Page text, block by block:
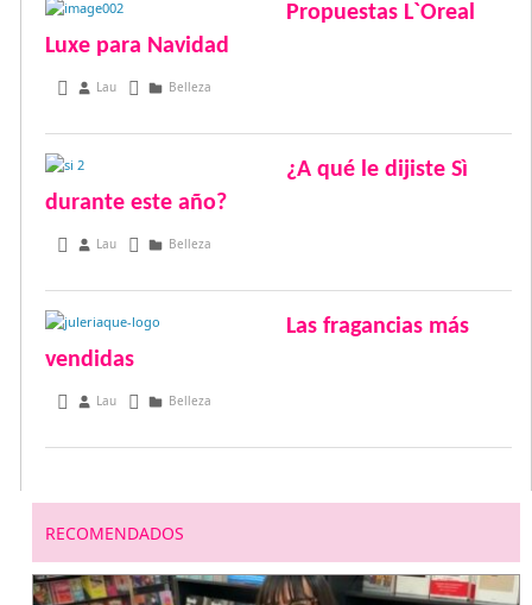
Propuestas L`Oreal
Luxe para Navidad
diciembre 22, 2014
Lau Belleza
¿A qué le dijiste Sì
durante este año?
noviembre 5, 2013
Lau Belleza
Las fragancias más
vendidas
enero 19, 2013
Lau Belleza
RECOMENDADOS